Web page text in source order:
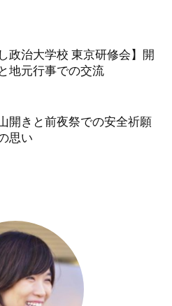
政治大学校 東京研修会】開
地元行事での交流
開きと前夜祭での安全祈願
思い